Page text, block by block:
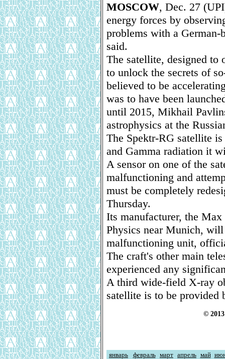
MOSCOW, Dec. 27
energy forces by
problems with a
said.
The satellite, designed to
to unlock the secrets of
believed to be
was to have been
until 2015, Mikhail
astrophysics at the
The Spektr-RG satellite
and Gamma radiation it
A sensor on one of the
malfunctioning and
must be completely
Thursday.
Its manufacturer, the
Physics near Munich,
malfunctioning unit,
The craft's other main
experienced any
A third wide-field X-ray
satellite is to be
©
январь февраль март апрель май